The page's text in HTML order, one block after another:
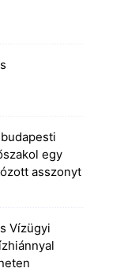
egy
asszonyt
Vízügyi